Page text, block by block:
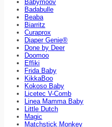
Babymoov
Badabulle
Beaba
Biarritz
Curaprox
Diaper Genie®
Done by Deer
Doomoo
Effiki
Frida Baby
KikkaBoo
Kokoso Baby
Licetec V-Comb
Linea Mamma Baby
Little Dutch
Magic
Matchstick Monkey